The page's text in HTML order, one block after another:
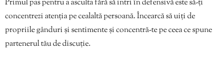
Primul pas pentru a asculta fără să intri în defensivă este să-ți
concentrezi atenția pe cealaltă persoană. Încearcă să uiți de
propriile gânduri și sentimente și concentră-te pe ceea ce spune
partenerul tău de discuție.